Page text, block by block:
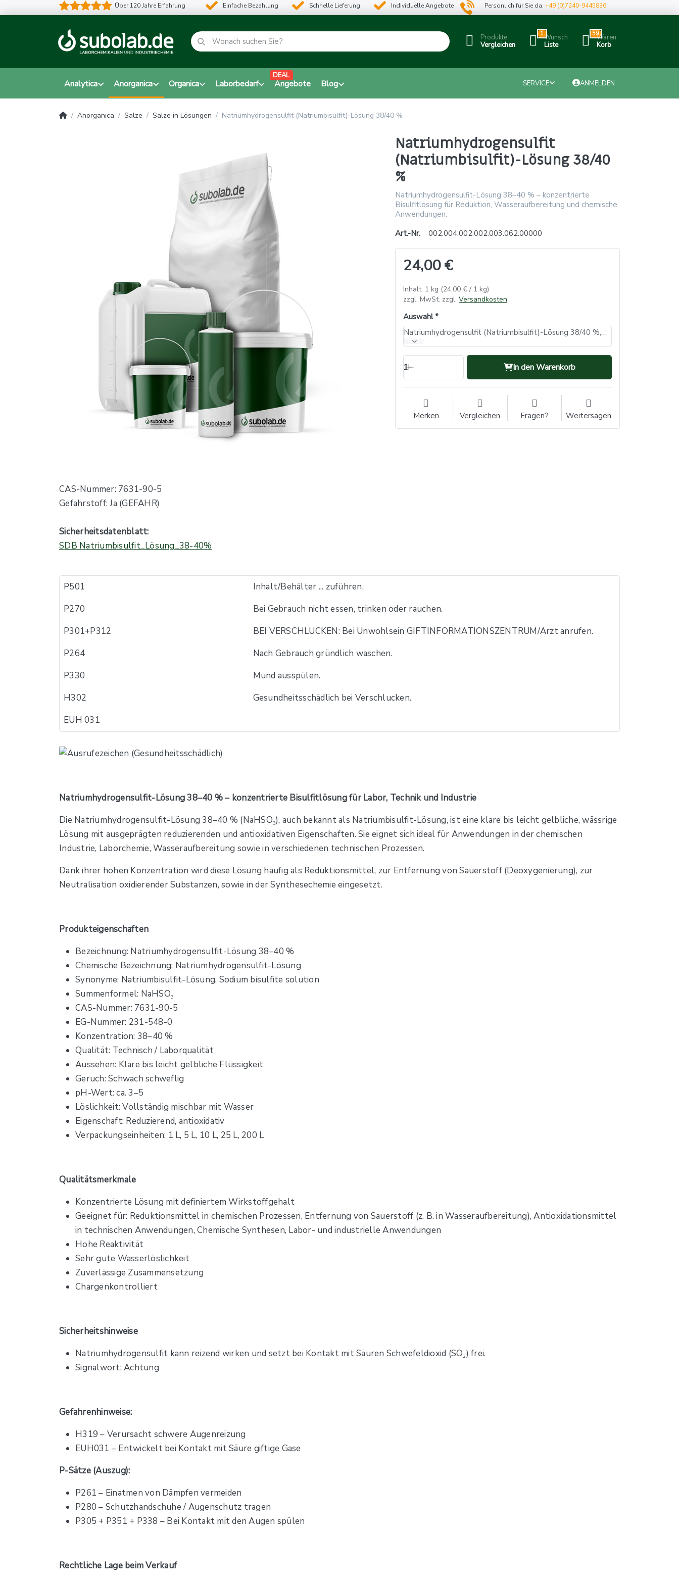
Über 120 Jahre Erfahrung Einfache Bezahlung Schnelle Lieferung Individuelle Angebote Persönlich für Sie da:+49 (0)7240-9445836
Produkte
Vergleichen
1Wunsch
Liste
59Waren
Korb
Analytica Anorganica Organica Laborbedarf Angebote
DEAL
Blog SERVICE ANMELDEN
Anorganica Salze Salze in Lösungen Natriumhydrogensulfit (Natriumbisulfit)-Lösung 38/40 %
Natriumhydrogensulfit
(Natriumbisulfit)-Lösung 38/40
%
Natriumhydrogensulfit-Lösung 38–40 % – konzentrierte
Bisulfitlösung für Reduktion, Wasseraufbereitung und chemische
Anwendungen.
Art.-Nr.
002.004.002.002.003.062.00000
24,00 €
Inhalt: 1 kg (24,00 € / 1 kg)
zzgl. MwSt. zzgl. Versandkosten
Auswahl
Natriumhydrogensulfit (Natriumbisulfit)-Lösung 38/40 %, 1L
1 In den Warenkorb
Merken Vergleichen Fragen? Weitersagen
CAS-Nummer: 7631-90-5
Gefahrstoff: Ja (GEFAHR)
Sicherheitsdatenblatt:
SDB Natriumbisulfit_Lösung_38-40%
P501
Inhalt/Behälter ... zuführen.
P270
Bei Gebrauch nicht essen, trinken oder rauchen.
P301+P312
BEI VERSCHLUCKEN: Bei Unwohlsein GIFTINFORMATIONSZENTRUM/Arzt anrufen.
P264
Nach Gebrauch gründlich waschen.
P330
Mund ausspülen.
H302
Gesundheitsschädlich bei Verschlucken.
EUH 031
Natriumhydrogensulfit-Lösung 38–40 % – konzentrierte Bisulfitlösung für Labor, Technik und Industrie
Die Natriumhydrogensulfit-Lösung 38–40 % (NaHSO₃), auch bekannt als Natriumbisulfit-Lösung, ist eine klare bis leicht gelbliche, wässrige
Lösung mit ausgeprägten reduzierenden und antioxidativen Eigenschaften. Sie eignet sich ideal für Anwendungen in der chemischen
Industrie, Laborchemie, Wasseraufbereitung sowie in verschiedenen technischen Prozessen.
Dank ihrer hohen Konzentration wird diese Lösung häufig als Reduktionsmittel, zur Entfernung von Sauerstoff (Deoxygenierung), zur
Neutralisation oxidierender Substanzen, sowie in der Synthesechemie eingesetzt.
Produkteigenschaften
Bezeichnung: Natriumhydrogensulfit-Lösung 38–40 %
Chemische Bezeichnung: Natriumhydrogensulfit-Lösung
Synonyme: Natriumbisulfit-Lösung, Sodium bisulfite solution
Summenformel: NaHSO₃
CAS-Nummer: 7631-90-5
EG-Nummer: 231-548-0
Konzentration: 38–40 %
Qualität: Technisch / Laborqualität
Aussehen: Klare bis leicht gelbliche Flüssigkeit
Geruch: Schwach schweflig
pH-Wert: ca. 3–5
Löslichkeit: Vollständig mischbar mit Wasser
Eigenschaft: Reduzierend, antioxidativ
Verpackungseinheiten: 1 L, 5 L, 10 L, 25 L, 200 L
Qualitätsmerkmale
Konzentrierte Lösung mit definiertem Wirkstoffgehalt
Geeignet für: Reduktionsmittel in chemischen Prozessen, Entfernung von Sauerstoff (z. B. in Wasseraufbereitung), Antioxidationsmittel
in technischen Anwendungen, Chemische Synthesen, Labor- und industrielle Anwendungen
Hohe Reaktivität
Sehr gute Wasserlöslichkeit
Zuverlässige Zusammensetzung
Chargenkontrolliert
Sicherheitshinweise
Natriumhydrogensulfit kann reizend wirken und setzt bei Kontakt mit Säuren Schwefeldioxid (SO₂) frei.
Signalwort: Achtung
Gefahrenhinweise:
H319 – Verursacht schwere Augenreizung
EUH031 – Entwickelt bei Kontakt mit Säure giftige Gase
P-Sätze (Auszug):
P261 – Einatmen von Dämpfen vermeiden
P280 – Schutzhandschuhe / Augenschutz tragen
P305 + P351 + P338 – Bei Kontakt mit den Augen spülen
Rechtliche Lage beim Verkauf